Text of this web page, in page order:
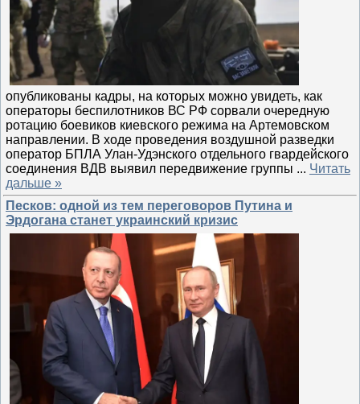
опубликованы кадры, на которых можно увидеть, как
операторы беспилотников ВС РФ сорвали очередную
ротацию боевиков киевского режима на Артемовском
направлении. В ходе проведения воздушной разведки
оператор БПЛА Улан-Удэнского отдельного гвардейского
соединения ВДВ выявил передвижение группы ... Читать
дальше »
Песков: одной из тем переговоров Путина и
Эрдогана станет украинский кризис